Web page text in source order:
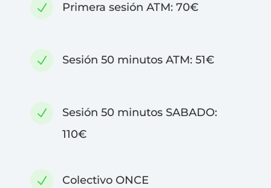
N Primera sesión ATM: 70€
N Sesión 50 minutos ATM: 51€
N
Sesión 50 minutos SABADO:
110€
N Colectivo ONCE